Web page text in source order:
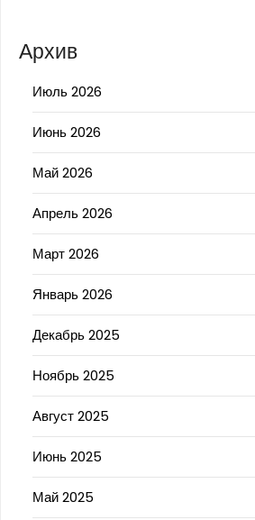
Архив
Июль 2026
Июнь 2026
Май 2026
Апрель 2026
Март 2026
Январь 2026
Декабрь 2025
Ноябрь 2025
Август 2025
Июнь 2025
Май 2025